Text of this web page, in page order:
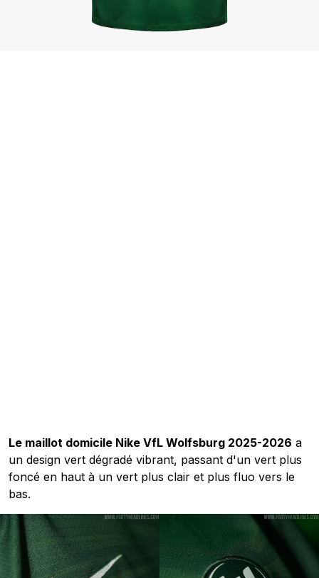
Le maillot domicile Nike VfL Wolfsburg 2025-2026 a
un design vert dégradé vibrant, passant d'un vert plus
foncé en haut à un vert plus clair et plus fluo vers le
bas.